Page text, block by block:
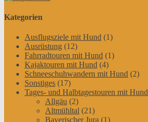
Kategorien
Ausflugsziele mit Hund (1)
Ausrüstung (12)
Fahrradtouren mit Hund (1)
Kajaktouren mit Hund (4)
Schneeschuhwandern mit Hund (2)
Sonstiges (17)
Tages- und Halbtagestouren mit Hund
Allgäu (2)
Altmühltal (21)
Bayerischer Jura (1)